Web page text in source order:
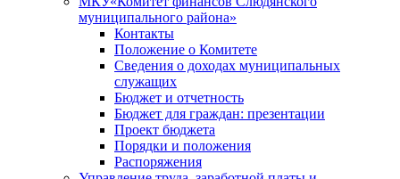
муниципального района»
Контакты
Положение о Комитете
Сведения о доходах муниципальных
служащих
Бюджет и отчетность
Бюджет для граждан: презентации
Проект бюджета
Порядки и положения
Распоряжения